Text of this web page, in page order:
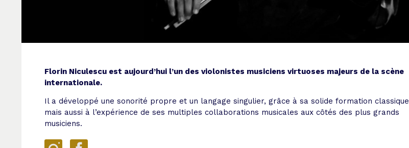
Florin Niculescu est aujourd’hui l’un des violonistes musiciens virtuoses majeurs de la scène
internationale.
Il a développé une sonorité propre et un langage singulier, grâce à sa solide formation classique
mais aussi à l’expérience de ses multiples collaborations musicales aux côtés des plus grands
musiciens.